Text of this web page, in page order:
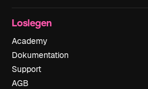
Loslegen
Academy
Dokumentation
Support
AGB